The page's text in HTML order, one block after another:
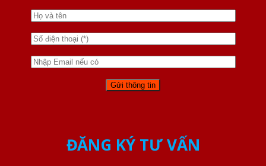
ĐĂNG KÝ TƯ VẤN